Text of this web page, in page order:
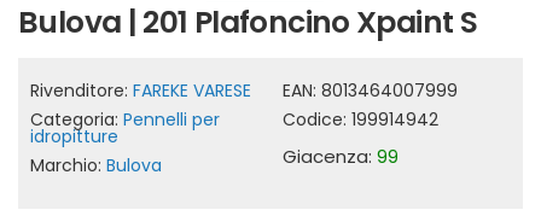
Bulova | 201 Plafoncino Xpaint S
Rivenditore: FAREKE VARESE
Categoria: Pennelli per
idropitture
Marchio: Bulova
EAN: 8013464007999
Codice: 199914942
Giacenza: 99